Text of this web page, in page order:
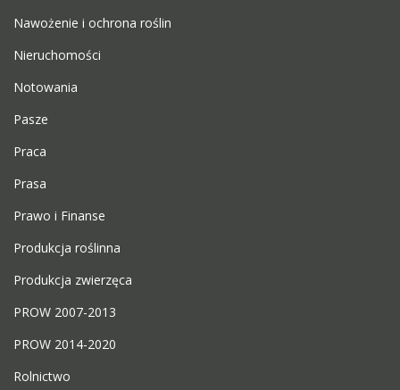
Nawożenie i ochrona roślin
Nieruchomości
Notowania
Pasze
Praca
Prasa
Prawo i Finanse
Produkcja roślinna
Produkcja zwierzęca
PROW 2007-2013
PROW 2014-2020
Rolnictwo